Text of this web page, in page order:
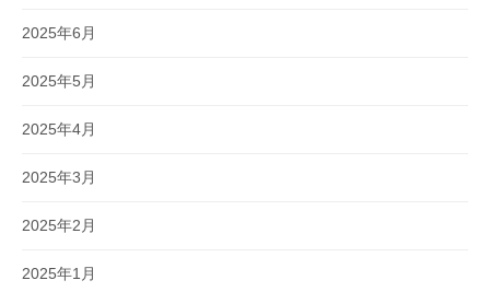
2025年6月
2025年5月
2025年4月
2025年3月
2025年2月
2025年1月